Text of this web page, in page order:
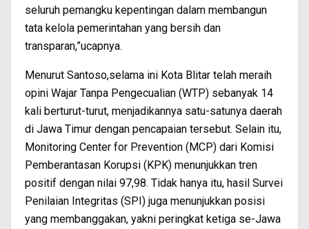
seluruh pemangku kepentingan dalam membangun
tata kelola pemerintahan yang bersih dan
transparan,”ucapnya.
Menurut Santoso,selama ini Kota Blitar telah meraih
opini Wajar Tanpa Pengecualian (WTP) sebanyak 14
kali berturut-turut, menjadikannya satu-satunya daerah
di Jawa Timur dengan pencapaian tersebut. Selain itu,
Monitoring Center for Prevention (MCP) dari Komisi
Pemberantasan Korupsi (KPK) menunjukkan tren
positif dengan nilai 97,98. Tidak hanya itu, hasil Survei
Penilaian Integritas (SPI) juga menunjukkan posisi
yang membanggakan, yakni peringkat ketiga se-Jawa